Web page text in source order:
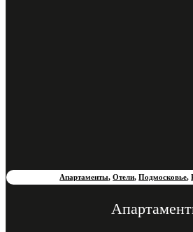
Апартаменты,Отели,Подмосковье,